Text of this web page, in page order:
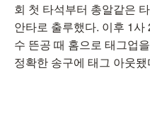
회 첫 타석부터 총알같은
안타로 출루했다. 이후 1
수 뜬공 때 홈으로 태그업
정확한 송구에 태그 아웃됐